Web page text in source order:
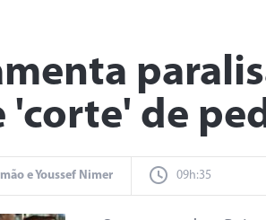
'corte' de
e Youssef Nimer 09h:35